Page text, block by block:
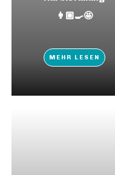
👩🏼‍🍳🤩
MEHR LESEN